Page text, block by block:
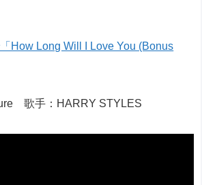
How Long Will I Love You (Bonus
歌手：HARRY STYLES